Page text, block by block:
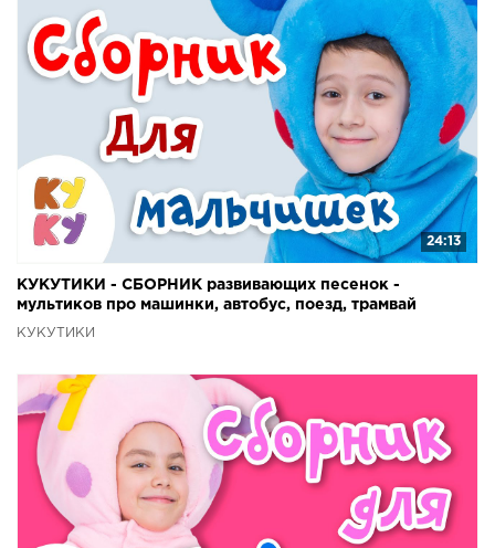
24:13
КУКУТИКИ - СБОРНИК развивающих песенок -
мультиков про машинки, автобус, поезд, трамвай
КУКУТИКИ